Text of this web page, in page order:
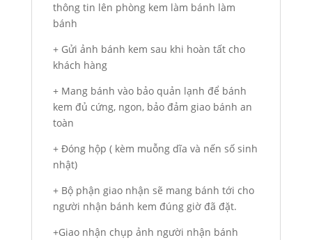
thông tin lên phòng kem làm bánh làm
bánh
+ Gửi ảnh bánh kem sau khi hoàn tất cho
khách hàng
+ Mang bánh vào bảo quản lạnh để bánh
kem đủ cứng, ngon, bảo đảm giao bánh an
toàn
+ Đóng hộp ( kèm muỗng dĩa và nến số sinh
nhật)
+ Bộ phận giao nhận sẽ mang bánh tới cho
người nhận bánh kem đúng giờ đã đặt.
+Giao nhận chụp ảnh người nhận bánh